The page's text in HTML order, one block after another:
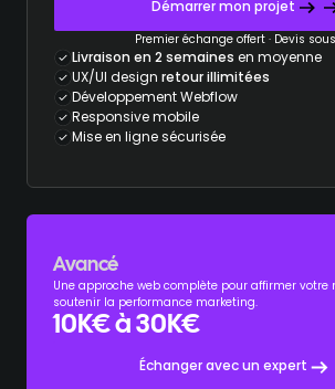
Démarrer mon projet
Premier échange offert · Devis
Livraison en 2 semaines en moyenne
UX/UI design retour illimitées
Développement Webflow
Responsive mobile
Mise en ligne sécurisée
Avancé
Une approche web complète pour affirmer votre
soutenir la performance marketing.
10K€ à 30K€
Échanger avec un expert